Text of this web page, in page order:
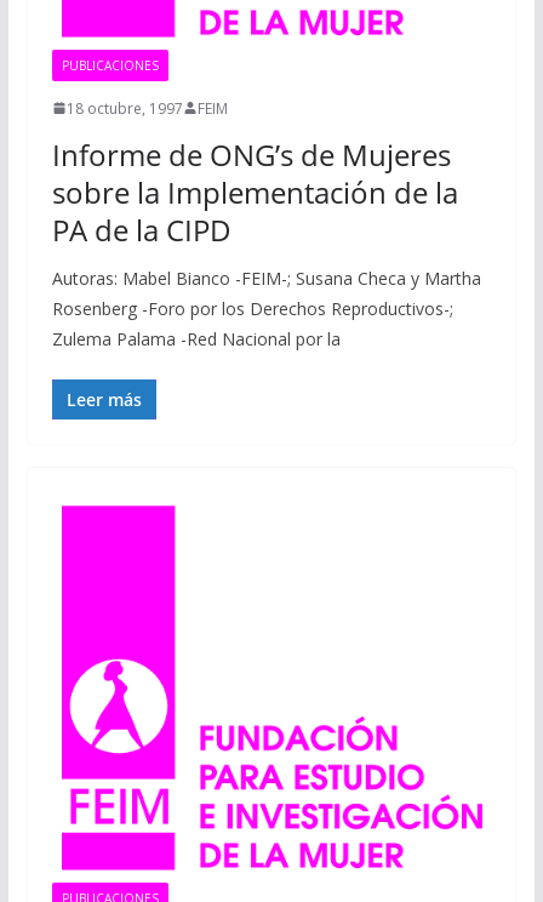
PUBLICACIONES
18 octubre, 1997 FEIM
Informe de ONG’s de Mujeres
sobre la Implementación de la
PA de la CIPD
Autoras: Mabel Bianco -FEIM-; Susana Checa y Martha
Rosenberg -Foro por los Derechos Reproductivos-;
Zulema Palama -Red Nacional por la
Leer más
PUBLICACIONES